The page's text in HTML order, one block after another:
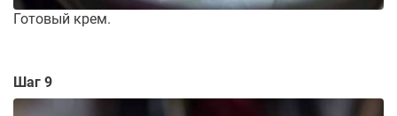
Готовый крем.
Шаг 9